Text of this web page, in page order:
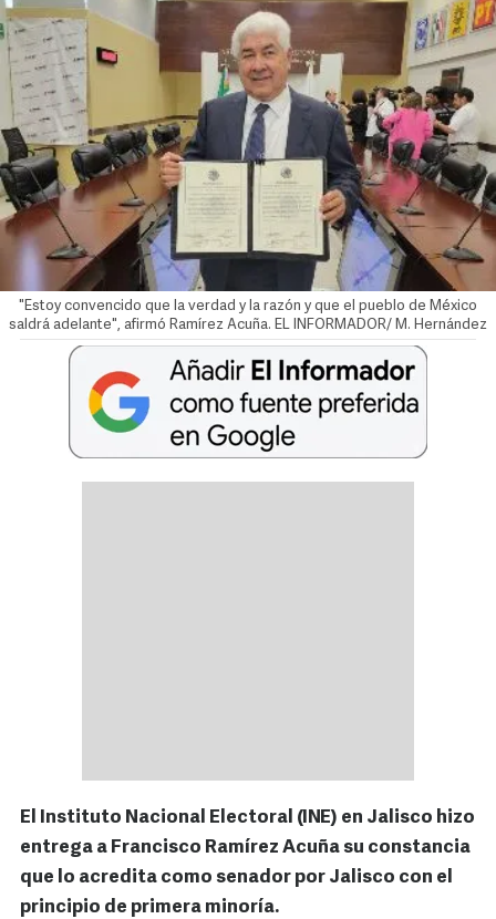
"Estoy convencido que la verdad y la razón y que el pueblo de México
saldrá adelante", afirmó Ramírez Acuña. EL INFORMADOR/ M. Hernández
El Instituto Nacional Electoral (INE) en Jalisco hizo
entrega a Francisco Ramírez Acuña su constancia
que lo acredita como senador por Jalisco con el
principio de primera minoría.